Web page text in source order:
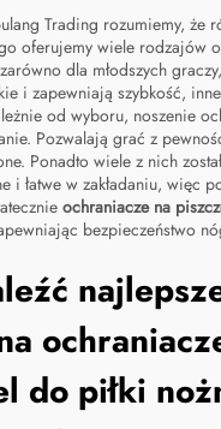
Trading rozumiemy, że
oferujemy wiele rodzajów
dla młodszych
i zapewniają szybkość,
od wyboru, noszenie
Pozwalają grać z
Ponadto wiele z nich
i łatwe w zakładaniu, więc
ochraniacze na
bezpieczeństwo
do piłki